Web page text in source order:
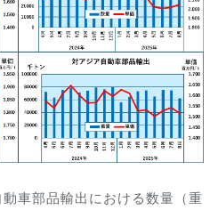
車部品輸出における数量（重